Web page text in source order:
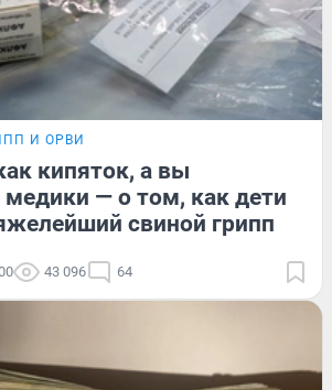
И ОРВИ
кипяток, а вы
— о том, как дети
свиной грипп
43 096 64